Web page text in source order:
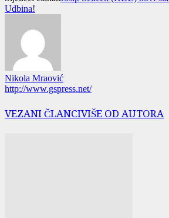
Udbina!
Nikola Mraović
http://www.gspress.net/
VEZANI ČLANCIVIŠE OD AUTORA